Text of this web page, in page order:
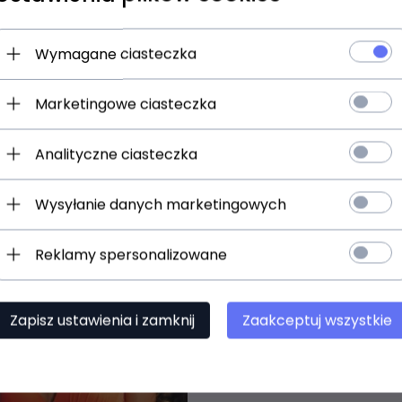
Zasoby dotyczące bezpieczeństwa i produktów
produkt wybrali
Wymagane ciasteczka
Marketingowe ciasteczka
Analityczne ciasteczka
Wysyłanie danych marketingowych
Reklamy spersonalizowane
Zapisz ustawienia i zamknij Zaakceptuj wszystkie